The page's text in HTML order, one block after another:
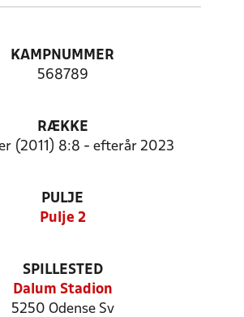
KAMPNUMMER
568789
RÆKKE
(2011) 8:8 - efterår 2023
PULJE
Pulje 2
SPILLESTED
Dalum Stadion
5250 Odense Sv